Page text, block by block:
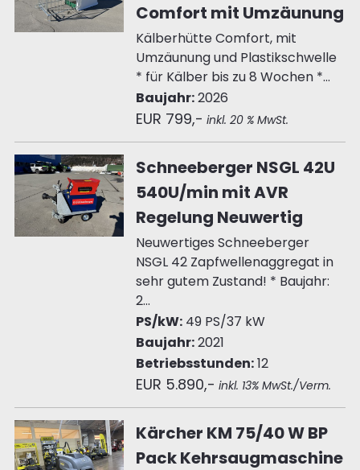
Comfort mit Umzäunung
Kälberhütte Comfort, mit
Umzäunung und Plastikschwelle
* für Kälber bis zu 8 Wochen *...
Baujahr:2026
EUR 799,- inkl. 20 % MwSt.
Schneeberger NSGL 42U
540U/min mit AVR
Regelung Neuwertig
Neuwertiges Schneeberger
NSGL 42 Zapfwellenaggregat in
sehr gutem Zustand! * Baujahr:
2...
PS/kW:49 PS/37 kW
Baujahr:2021
Betriebsstunden:12
EUR 5.890,- inkl. 13% MwSt./Verm.
Kärcher KM 75/40 W BP
Pack Kehrsaugmaschine